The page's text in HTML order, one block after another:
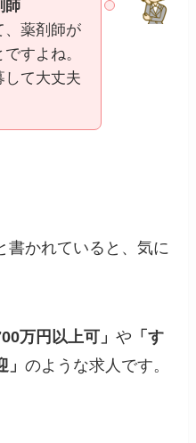
師
、薬剤師が
すよね。
して大丈夫
書かれていると、気に
万円以上可」や 「す
」のような求人です。